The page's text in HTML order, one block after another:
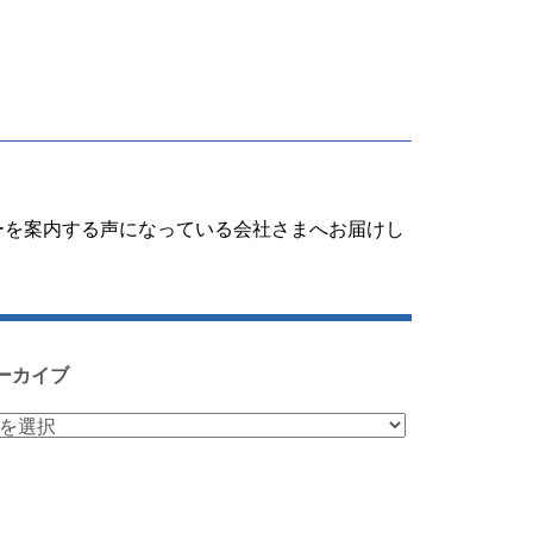
案内する声になっている会社さまへお届けし
カイブ